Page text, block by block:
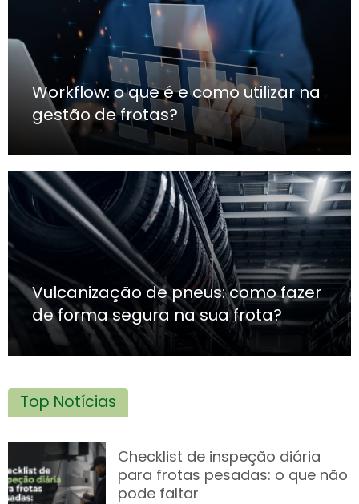
Workflow: o que é e como utilizar na
gestão de frotas?
Vulcanização de pneus: como fazer
de forma segura na sua frota?
Top Notícias
Checklist de inspeção diária
para frotas pesadas: o que não
pode faltar